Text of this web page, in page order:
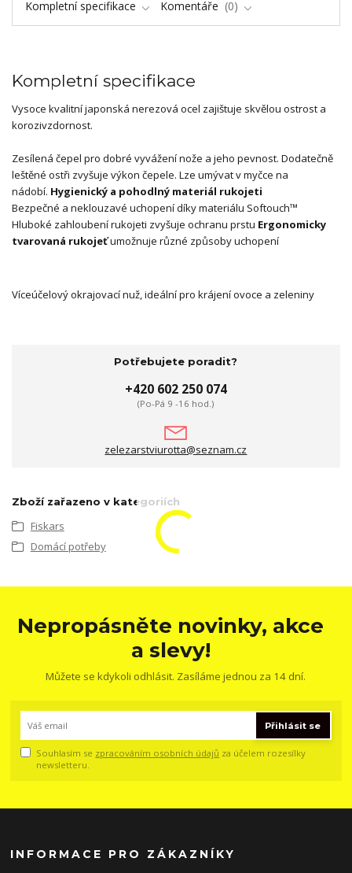
Kompletní specifikace Komentáře 0
Kompletní specifikace
Vysoce kvalitní japonská nerezová ocel zajištuje skvělou ostrost a
korozivzdornost.
Zesílená čepel pro dobré vyvážení nože a jeho pevnost. Dodatečně
leštěné ostři zvyšuje výkon čepele. Lze umývat v myčce na
nádobí. Hygienický a pohodlný materiál rukojeti
Bezpečné a neklouzavé uchopení díky materiálu Softouch™
Hluboké zahloubení rukojeti zvyšuje ochranu prstu Ergonomicky
tvarovaná rukojeťumožnuje různé způsoby uchopení
Víceúčelový okrajovací nuž, ideální pro krájení ovoce a zeleniny
Potřebujete poradit?
+420 602 250 074
(Po-Pá 9 -16 hod.)
zelezarstviurotta@seznam.cz
Zboží zařazeno v kategoriích
Fiskars
Domácí potřeby
Nepropásněte novinky, akce
a slevy!
Můžete se kdykoli odhlásit. Zasíláme jednou za 14 dní.
Přihlásit se
Souhlasím se zpracováním osobních údajů za účelem rozesílky
newsletteru.
INFORMACE PRO ZÁKAZNÍKY